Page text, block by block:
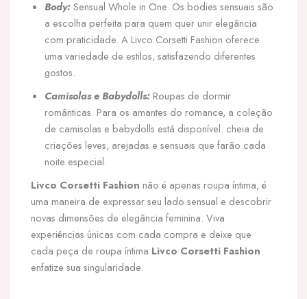
Body:Sensual Whole in One. Os bodies sensuais são
a escolha perfeita para quem quer unir elegância
com praticidade. A Livco Corsetti Fashion oferece
uma variedade de estilos, satisfazendo diferentes
gostos.
Camisolas e Babydolls: Roupas de dormir
românticas. Para os amantes do romance, a coleção
de camisolas e babydolls está disponível. cheia de
criações leves, arejadas e sensuais que farão cada
noite especial.
Livco Corsetti Fashion não é apenas roupa íntima, é
uma maneira de expressar seu lado sensual e descobrir
novas dimensões de elegância feminina. Viva
experiências únicas com cada compra e deixe que
cada peça de roupa íntima Livco Corsetti Fashion
enfatize sua singularidade.